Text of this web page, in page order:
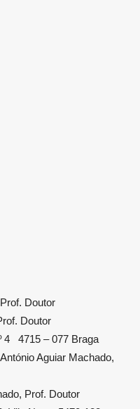
Doutor
Doutor
4 4715 – 077 Braga
Aguiar Machado,
Prof. Doutor